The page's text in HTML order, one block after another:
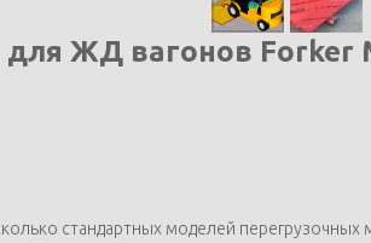
ЖД вагонов Forker
стандартных моделей